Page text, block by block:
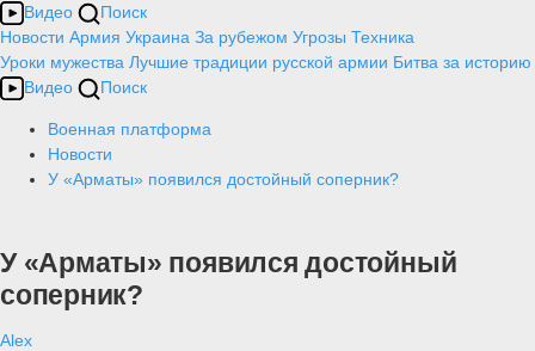
Видео
Поиск
Новости Армия Украина За рубежом Угрозы Техника
Уроки мужества Лучшие традиции русской армии Битва за историю
Видео
Поиск
Военная платформа
Новости
У «Арматы» появился достойный соперник?
У «Арматы» появился достойный
соперник?
Alex